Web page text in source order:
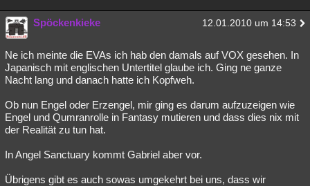
Spöckenkieke 12.01.2010 um 14:53
Ne ich meinte die EVAs ich hab den damals auf VOX gesehen. In
Japanisch mit englischen Untertitel glaube ich. Ging ne ganze
Nacht lang und danach hatte ich Kopfweh.
Ob nun Engel oder Erzengel, mir ging es darum aufzuzeigen wie
Engel und Qumranrolle in Fantasy mutieren und dass dies nix mit
der Realität zu tun hat.
In Angel Sanctuary kommt Gabriel aber vor.
Übrigens gibt es auch sowas umgekehrt bei uns, dass wir